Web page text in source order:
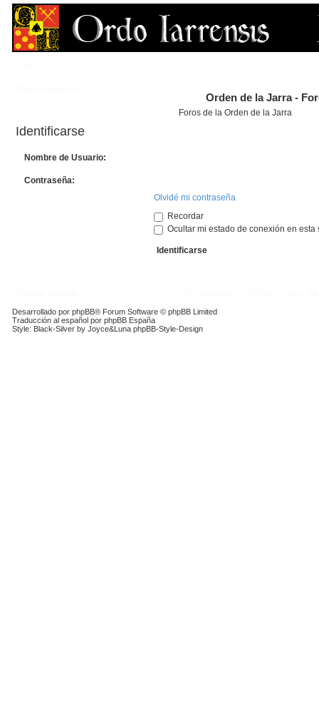
Orden de la Jarra -
Foros de la Orden de la Jarra
Identificarse
Nombre de Usuario:
Contraseña:
Olvidé mi contraseña
Recordar
Ocultar mi estado de conexión en esta
Desarrollado por phpBB® Forum Software © phpBB Limited
Traducción al español por phpBB España
Style: Black-Silver by Joyce&Luna phpBB-Style-Design